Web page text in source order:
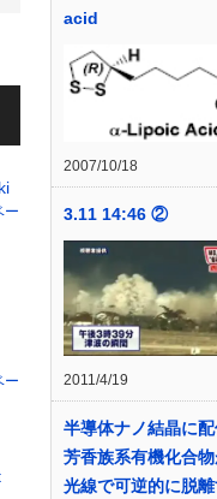
ー
ー
acid
2007/10/18
3.11 14:46 ②
2011/4/19
半導体ナノ結晶に
芳香族系有機化合
光線で可逆的に脱